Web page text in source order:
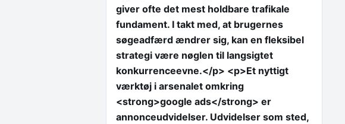
giver ofte det mest holdbare trafikale
fundament. I takt med, at brugernes
søgeadfærd ændrer sig, kan en fleksibel
strategi være nøglen til langsigtet
konkurrenceevne.</p> <p>Et nyttigt
værktøj i arsenalet omkring
<strong>google ads</strong> er
annonceudvidelser. Udvidelser som sted,